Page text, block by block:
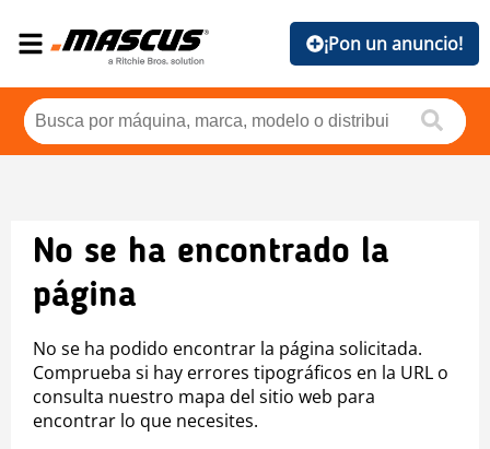
¡Pon un anuncio!
No se ha encontrado la
página
No se ha podido encontrar la página solicitada.
Comprueba si hay errores tipográficos en la URL o
consulta nuestro mapa del sitio web para
encontrar lo que necesites.